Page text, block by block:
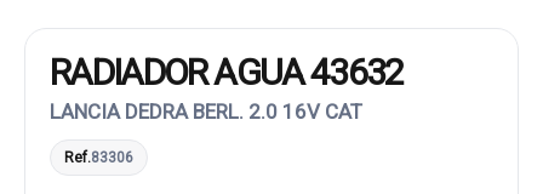
RADIADOR AGUA 43632
LANCIA DEDRA BERL. 2.0 16V CAT
Ref.83306